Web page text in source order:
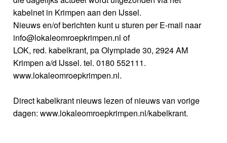
kabelnet in Krimpen aan den IJssel.
Nieuws en/of berichten kunt u sturen per E-mail naar
info@lokaleomroepkrimpen.nl of
LOK, red. kabelkrant, pa Olympiade 30, 2924 AM
Krimpen a/d IJssel. tel. 0180 552111.
www.lokaleomroepkrimpen.nl.
Direct kabelkrant nieuws lezen of nieuws van vorige
dagen: www.lokaleomroepkrimpen.nl/kabelkrant.